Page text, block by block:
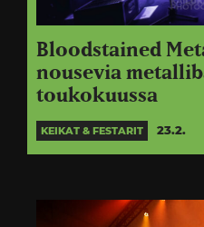
Bloodstained
nousevia
toukokuussa
KEIKAT & FESTARIT 23.2.